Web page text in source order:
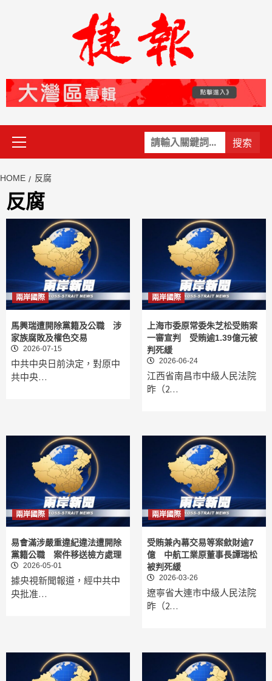
關
鍵
Primary
Menu
HOME 反腐
反腐
兩岸國際
馬興瑞遭開除黨籍及公職 涉
家族腐敗及權色交易
2026-07-15
中共中央日前決定，對原中
共中央…
兩岸國際
上海市委原常委朱芝松受賄案
一審宣判 受賄逾1.39億元被
判死緩
2026-06-24
江西省南昌市中級人民法院
昨（2…
兩岸國際
易會滿涉嚴重違紀違法遭開除
黨籍公職 案件移送檢方處理
2026-05-01
據央視新聞報道，經中共中
央批准…
兩岸國際
受賄兼內幕交易等案歛財逾7
億 中航工業原董事長譚瑞松
被判死緩
2026-03-26
遼寧省大連市中級人民法院
昨（2…